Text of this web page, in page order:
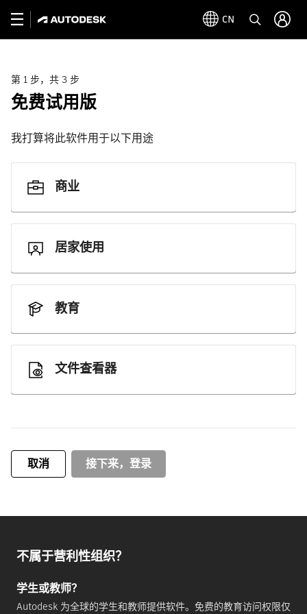
CN
第 1 步，共 3 步
免费试用版
我打算将此软件用于以下用途
商业
居家使用
教育
文件查看器
取消 接下来，登录
不属于营利性组织？
学生或教师？
Autodesk 为全球的学生和教师提供软件。免费的教育访问权限仅